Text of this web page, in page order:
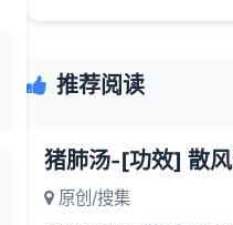
推荐阅读
原创/搜集